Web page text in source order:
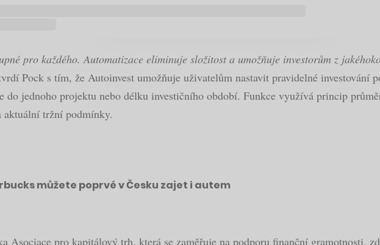
pro každého. Automatizace eliminuje složitost a umožňuje investorům z
Pock s tím, že Autoinvest umožňuje uživatelům nastavit pravidelné
jednoho projektu nebo délku investičního období. Funkce využívá princip
aktuální tržní podmínky.
můžete poprvé v Česku zajet i autem
Asociace pro kapitálový trh, která se zaměřuje na podporu finanční gramotnosti,